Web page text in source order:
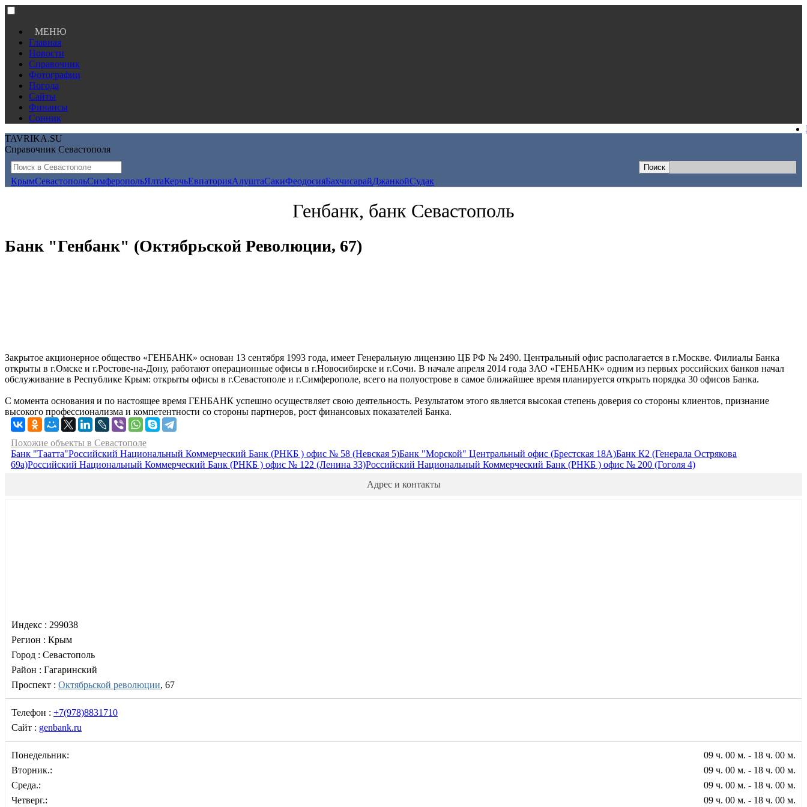
МЕНЮ
Главная
Новости
Справочник
Фотографии
Погода
Сайты
Финансы
Сонник
TAVRIKA.SU
Справочник Севастополя
КрымСевастопольСимферопольЯлтаКерчьЕвпаторияАлуштаСакиФеодосияБахчисарайДжанкойСудак
Генбанк, банк Севастополь
Банк "Генбанк" (Октябрьской Революции, 67)
Закрытое акционерное общество «ГЕНБАНК» основан 13 сентября 1993 года, имеет Генеральную лицензию ЦБ РФ № 2490. Центральный офис располагается в г.Москве. Филиалы Банка
открыты в г.Омске и г.Ростове-на-Дону, работают операционные офисы в г.Новосибирске и г.Сочи. В начале апреля 2014 года ЗАО «ГЕНБАНК» одним из первых российских банков начал
обслуживание в Республике Крым: открыты офисы в г.Севастополе и г.Симферополе, всего на полуострове в самое ближайшее время планируется открыть порядка 30 офисов Банка.
С момента основания и по настоящее время ГЕНБАНК успешно осуществляет свою деятельность. Результатом этого является высокая степень доверия со стороны клиентов, признание
высокого профессионализма и компетентности со стороны партнеров, рост финансовых показателей Банка.
Похожие объекты в Севастополе
Банк "Таатта"Российский Национальный Коммерческий Банк (РНКБ ) офис № 58 (Невская 5)Банк "Морской" Центральный офис (Брестская 18А)Банк К2 (Генерала Острякова
69а)Российский Национальный Коммерческий Банк (РНКБ ) офис № 122 (Ленина 33)Российский Национальный Коммерческий Банк (РНКБ ) офис № 200 (Гоголя 4)
Адрес и контакты
Индекс : 299038
Регион : Крым
Город : Севастополь
Район : Гагаринский
Проспект : Октябрьской революции, 67
Телефон : +7(978)8831710
Сайт : genbank.ru
Понедельник:
09 ч. 00 м. - 18 ч. 00 м.
Вторник.:
09 ч. 00 м. - 18 ч. 00 м.
Среда.:
09 ч. 00 м. - 18 ч. 00 м.
Четверг.:
09 ч. 00 м. - 18 ч. 00 м.